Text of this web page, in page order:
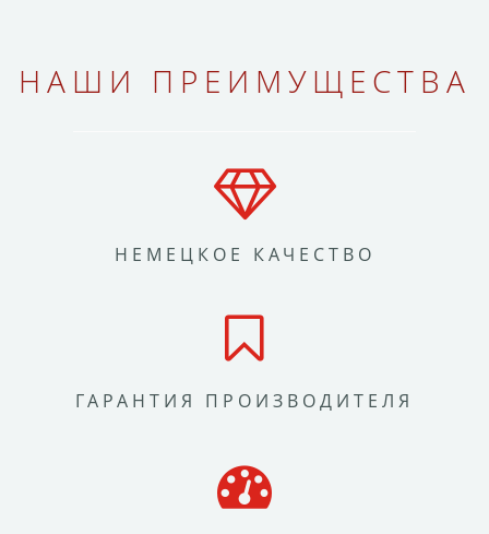
НАШИ ПРЕИМУЩЕСТВА
НЕМЕЦКОЕ КАЧЕСТВО
ГАРАНТИЯ ПРОИЗВОДИТЕЛЯ